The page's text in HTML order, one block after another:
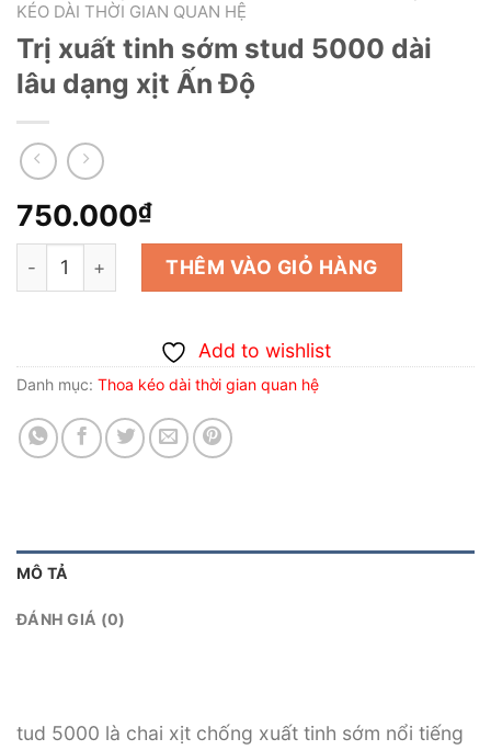
KÉO DÀI THỜI GIAN QUAN HỆ
Trị xuất tinh sớm stud 5000 dài
lâu dạng xịt Ấn Độ
750.000₫
Trị xuất tinh sớm stud 5000 dài lâu dạng xịt Ấn Độ số
THÊM VÀO GIỎ HÀNG
Add to wishlist
Danh mục: Thoa kéo dài thời gian quan hệ
MÔ TẢ
ĐÁNH GIÁ (0)
tud 5000 là chai xịt chống xuất tinh sớm nổi tiếng